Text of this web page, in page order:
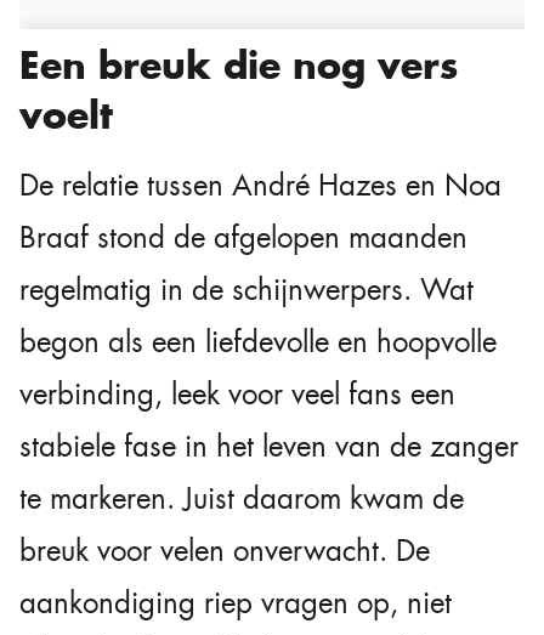
Een breuk die nog vers
voelt
De relatie tussen André Hazes en Noa
Braaf stond de afgelopen maanden
regelmatig in de schijnwerpers. Wat
begon als een liefdevolle en hoopvolle
verbinding, leek voor veel fans een
stabiele fase in het leven van de zanger
te markeren. Juist daarom kwam de
breuk voor velen onverwacht. De
aankondiging riep vragen op, niet